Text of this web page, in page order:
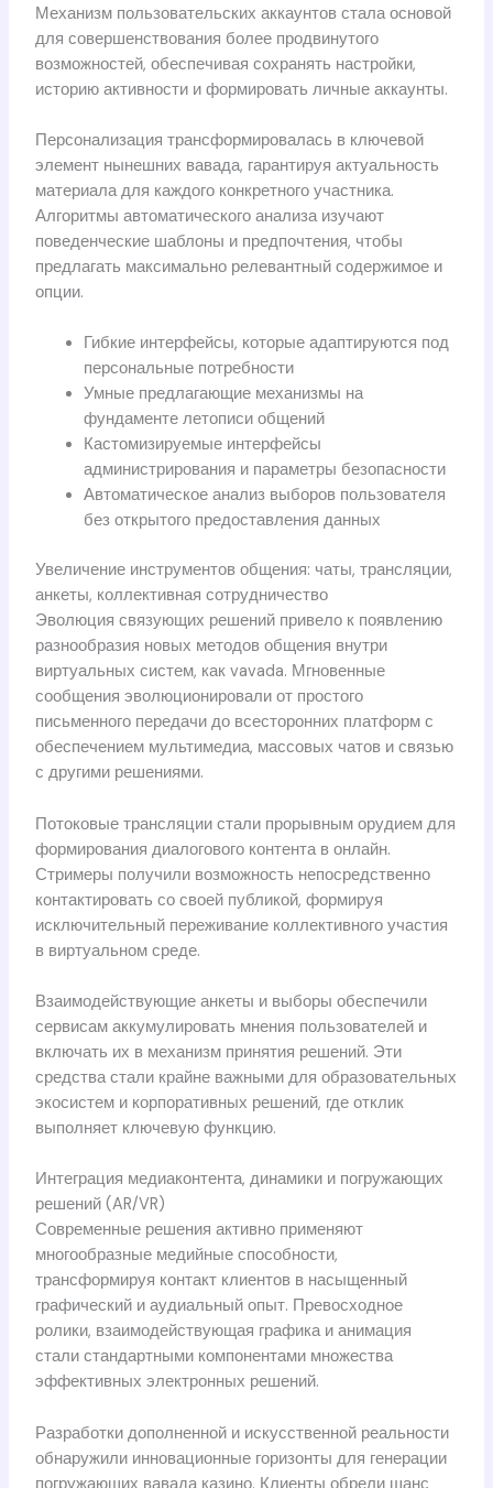
Механизм пользовательских аккаунтов стала основой
для совершенствования более продвинутого
возможностей, обеспечивая сохранять настройки,
историю активности и формировать личные аккаунты.
Персонализация трансформировалась в ключевой
элемент нынешних вавада, гарантируя актуальность
материала для каждого конкретного участника.
Алгоритмы автоматического анализа изучают
поведенческие шаблоны и предпочтения, чтобы
предлагать максимально релевантный содержимое и
опции.
Гибкие интерфейсы, которые адаптируются под
персональные потребности
Умные предлагающие механизмы на
фундаменте летописи общений
Кастомизируемые интерфейсы
администрирования и параметры безопасности
Автоматическое анализ выборов пользователя
без открытого предоставления данных
Увеличение инструментов общения: чаты, трансляции,
анкеты, коллективная сотрудничество
Эволюция связующих решений привело к появлению
разнообразия новых методов общения внутри
виртуальных систем, как vavada. Мгновенные
сообщения эволюционировали от простого
письменного передачи до всесторонних платформ с
обеспечением мультимедиа, массовых чатов и связью
с другими решениями.
Потоковые трансляции стали прорывным орудием для
формирования диалогового контента в онлайн.
Стримеры получили возможность непосредственно
контактировать со своей публикой, формируя
исключительный переживание коллективного участия
в виртуальном среде.
Взаимодействующие анкеты и выборы обеспечили
сервисам аккумулировать мнения пользователей и
включать их в механизм принятия решений. Эти
средства стали крайне важными для образовательных
экосистем и корпоративных решений, где отклик
выполняет ключевую функцию.
Интеграция медиаконтента, динамики и погружающих
решений (AR/VR)
Современные решения активно применяют
многообразные медийные способности,
трансформируя контакт клиентов в насыщенный
графический и аудиальный опыт. Превосходное
ролики, взаимодействующая графика и анимация
стали стандартными компонентами множества
эффективных электронных решений.
Разработки дополненной и искусственной реальности
обнаружили инновационные горизонты для генерации